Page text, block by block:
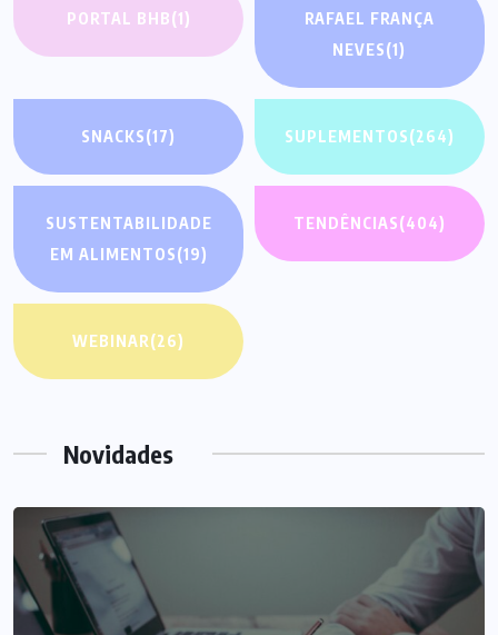
PORTAL BHB(1)
RAFAEL FRANÇA
NEVES(1)
SNACKS(17) SUPLEMENTOS(264)
SUSTENTABILIDADE
EM ALIMENTOS(19)
TENDÊNCIAS(404)
WEBINAR(26)
Novidades